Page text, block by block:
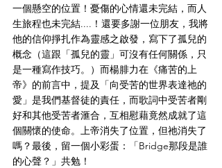
一個懸空的位置！憂傷的心情還未完結，而人
生旅程也未完結....！還要多謝一位朋友，我將
他的信仰掙扎作為靈感之啟發，寫下了孤兒的
概念（這跟「孤兒的靈」可沒有任何關係，只
是一種寫作技巧。）而楊腓力在《痛苦的上
帝》的前言中，提及「向受苦的世界表達祂的
愛」是我們基督徒的責任，而歌詞中受苦者剛
好和其他受苦者滙合，互相慰藉竟然成就了這
個關懷的使命。上帝消失了位置，但祂消失了
嗎？最後，留一個小彩蛋：「Bridge那段是誰
的心聲？」共勉！